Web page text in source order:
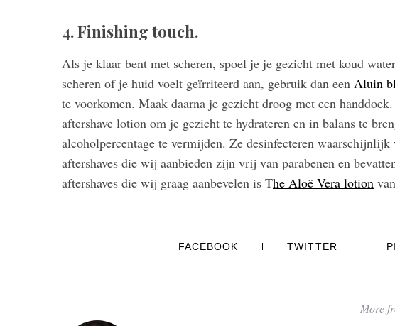
4. Finishing touch.
Als je klaar bent met scheren, spoel je je gezicht met koud
scheren of je huid voelt geïrriteerd aan, gebruik dan een Aluin
te voorkomen. Maak daarna je gezicht droog met een
aftershave lotion om je gezicht te hydrateren en in balans te
alcoholpercentage te vermijden. Ze desinfecteren
aftershaves die wij aanbieden zijn vrij van parabenen en
aftershaves die wij graag aanbevelen is The Aloë Vera lotion
FACEBOOK TWITTER
More